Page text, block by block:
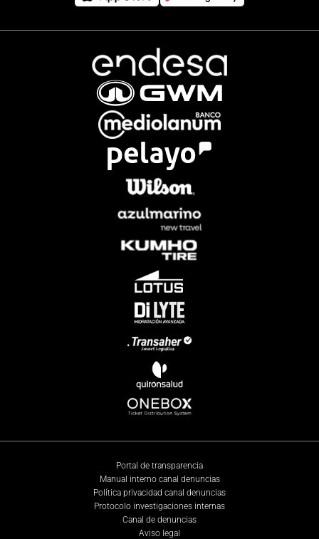
Portal de transparencia
Manual interno canal denuncias
Política privacidad canal denuncias
Protocolo investigaciones internas
Canal de denuncias
Aviso legal